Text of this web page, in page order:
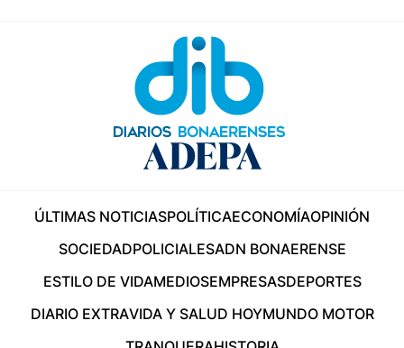
ÚLTIMAS NOTICIASPOLÍTICAECONOMÍAOPINIÓN
SOCIEDADPOLICIALESADN BONAERENSE
ESTILO DE VIDAMEDIOSEMPRESASDEPORTES
DIARIO EXTRAVIDA Y SALUD HOYMUNDO MOTOR